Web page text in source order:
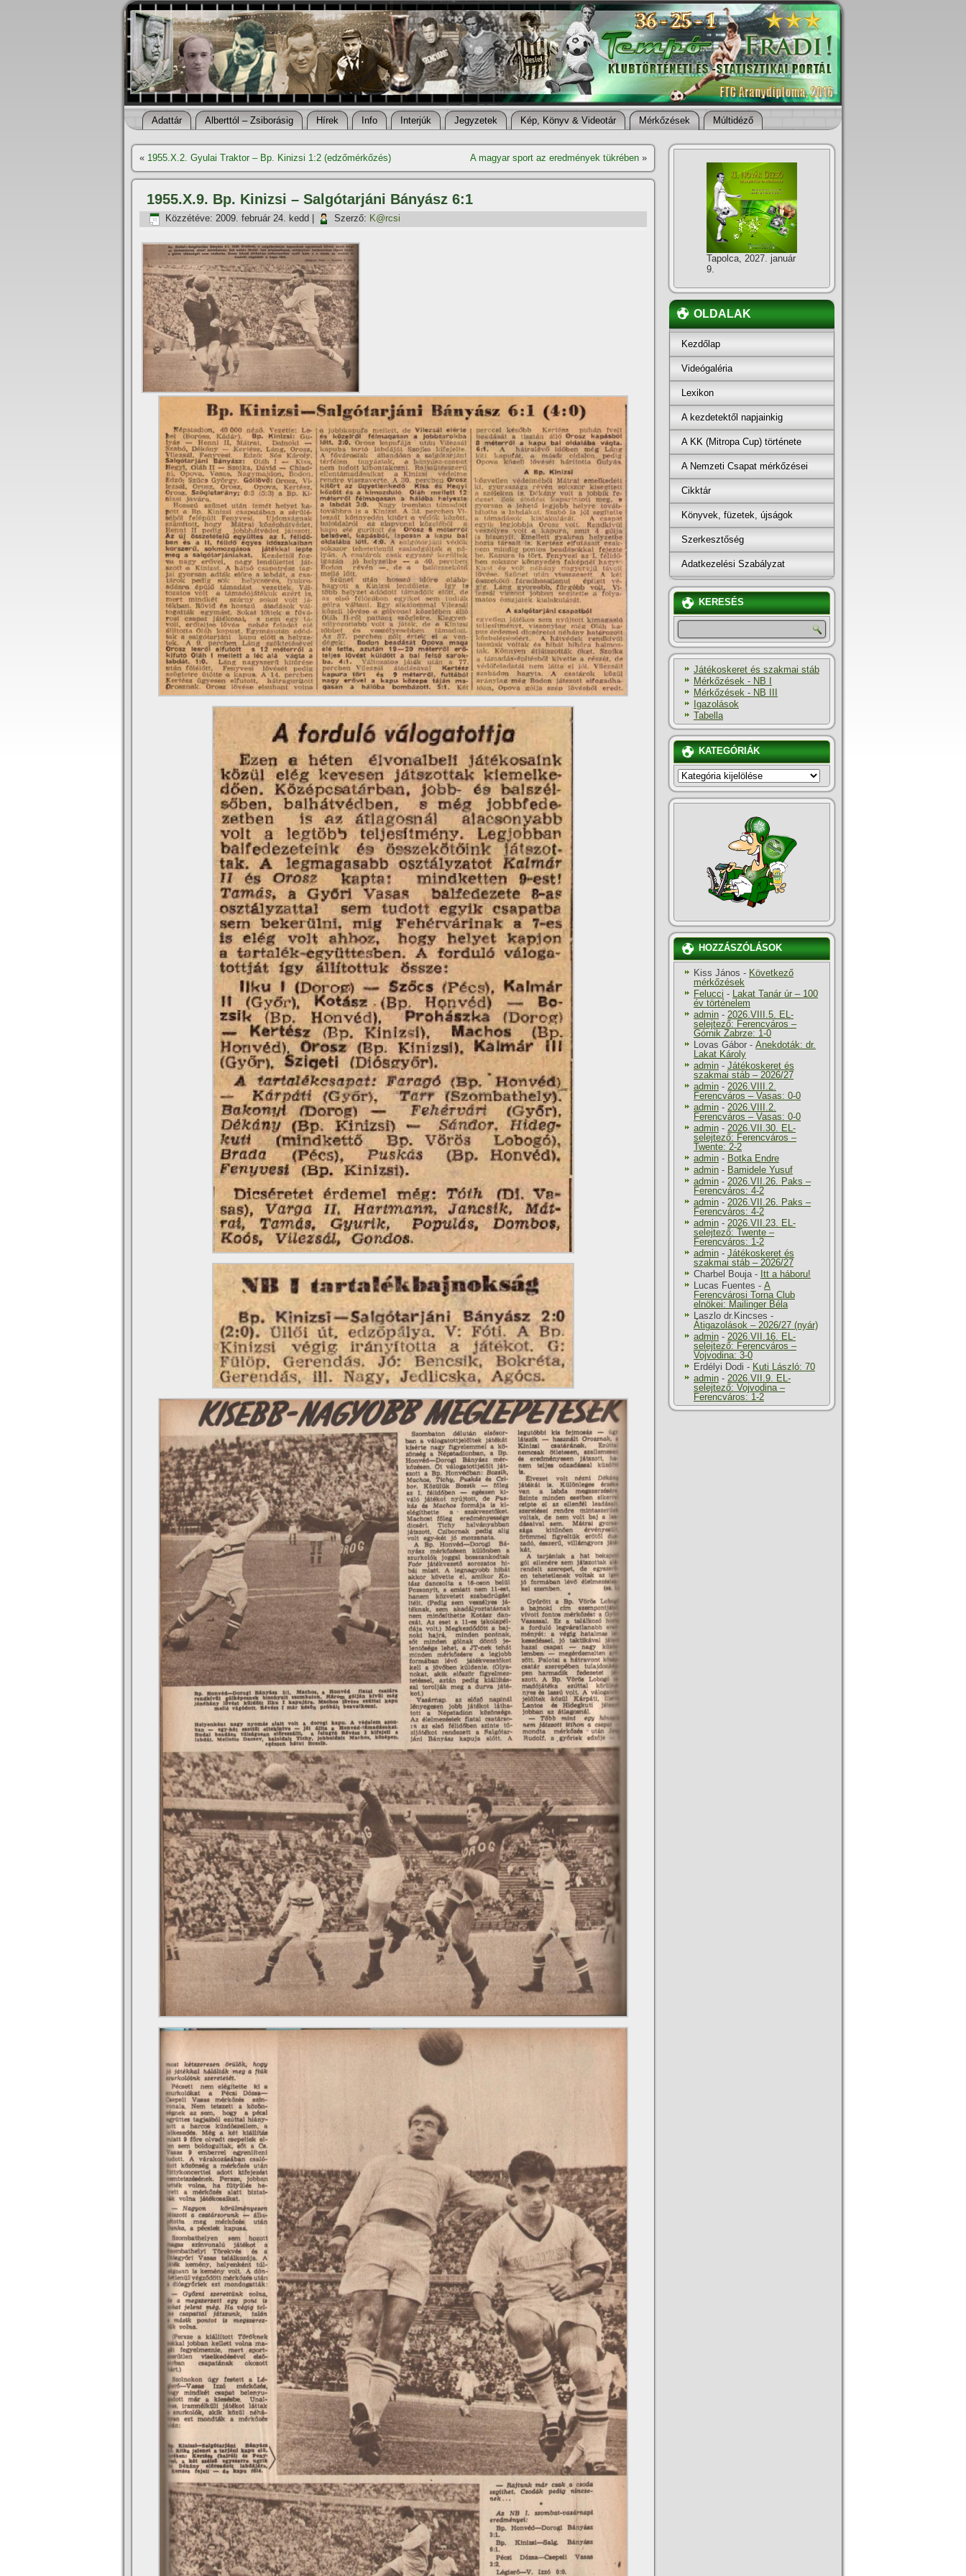
Adattár Alberttól – Zsiborásig Hí­rek Info Interjúk Jegyzetek Kép, Könyv & Videotár Mérkőzések Múltidéző
« 1955.X.2. Gyulai Traktor – Bp. Kinizsi 1:2 (edzőmérkőzés) A magyar sport az eredmények tükrében »
1955.X.9. Bp. Kinizsi – Salgótarjáni Bányász 6:1
Közzétéve: 2009. február 24. kedd Szerző: K@rcsi
Tapolca, 2027. január
9.
OLDALAK
Kezdőlap
Videógaléria
Lexikon
A kezdetektől napjainkig
A KK (Mitropa Cup) története
A Nemzeti Csapat mérkőzései
Cikktár
Könyvek, füzetek, újságok
Szerkesztőség
Adatkezelési Szabályzat
KERESÉS
Játékoskeret és szakmai stáb
Mérkőzések - NB I
Mérkőzések - NB III
Igazolások
Tabella
KATEGÓRIÁK
KATEGÓRIÁK
HOZZÁSZÓLÁSOK
Kiss János - Következő
mérkőzések
Felucci - Lakat Tanár úr – 100
év történelem
admin - 2026.VIII.5. EL-
selejtező: Ferencváros –
Górnik Zabrze: 1-0
Lovas Gábor - Anekdoták: dr.
Lakat Károly
admin - Játékoskeret és
szakmai stáb – 2026/27
admin - 2026.VIII.2.
Ferencváros – Vasas: 0-0
admin - 2026.VIII.2.
Ferencváros – Vasas: 0-0
admin - 2026.VII.30. EL-
selejtező: Ferencváros –
Twente: 2-2
admin - Botka Endre
admin - Bamidele Yusuf
admin - 2026.VII.26. Paks –
Ferencváros: 4-2
admin - 2026.VII.26. Paks –
Ferencváros: 4-2
admin - 2026.VII.23. EL-
selejtező: Twente –
Ferencváros: 1-2
admin - Játékoskeret és
szakmai stáb – 2026/27
Charbel Bouja- Itt a háboru!
Lucas Fuentes - A
Ferencvárosi Torna Club
elnökei: Mailinger Béla
Laszlo dr.Kincses -
Átigazolások – 2026/27 (nyár)
admin - 2026.VII.16. EL-
selejtező: Ferencváros –
Vojvodina: 3-0
Erdélyi Dodi - Kuti László: 70
admin - 2026.VII.9. EL-
selejtező: Vojvodina –
Ferencváros: 1-2